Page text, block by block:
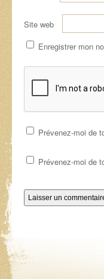
Site web
Enregistrer mon
Prévenez-moi de
Prévenez-moi de